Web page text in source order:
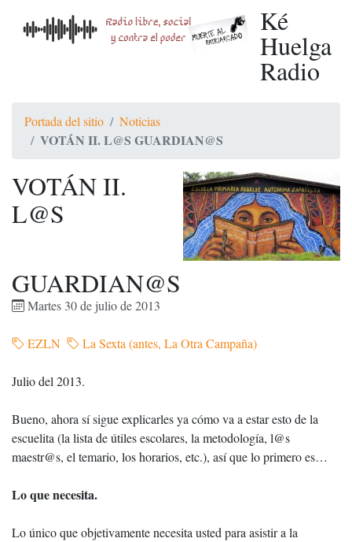
Ké
Huelga
Radio
Portada del sitio Noticias
VOTÁN II. L@S GUARDIAN@S
VOTÁN II.
L@S
GUARDIAN@S
Martes 30 de julio de 2013
EZLN La Sexta (antes, La Otra Campaña)
Julio del 2013.
Bueno, ahora sí sigue explicarles ya cómo va a estar esto de la
escuelita (la lista de útiles escolares, la metodología, l@s
maestr@s, el temario, los horarios, etc.), así que lo primero es…
Lo que necesita.
Lo único que objetivamente necesita usted para asistir a la